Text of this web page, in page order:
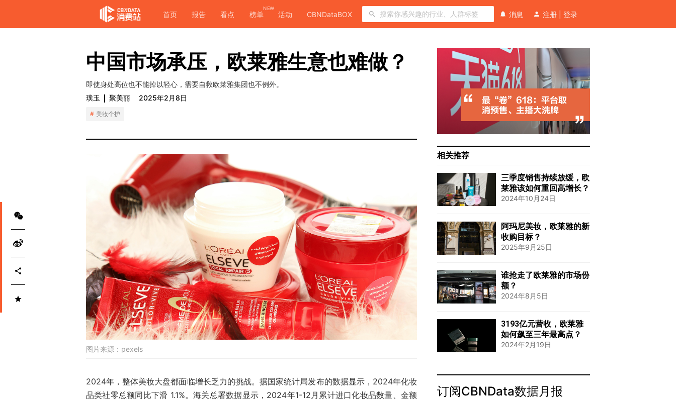
首页 报告 看点 榜单
NEW
活动 CBNDataBOX 消息 注册 登录
中国市场承压，欧莱雅生意也难做？
即使身处高位也不能掉以轻心，需要自救欧莱雅集团也不例外。
璞玉
聚美丽 2025年2月8日
美妆个护
图片来源： pexels
2024年，整体美妆大盘都面临增长乏力的挑战。据国家统计局发布的数据显示，2024年化妆
品类社零总额同比下滑 1.1%。海关总署数据显示，2024年1-12月累计进口化妆品数量、金额
相关推荐
三季度销售持续放缓，欧
莱雅该如何重回高增长？
2024年10月24日
阿玛尼美妆，欧莱雅的新
收购目标？
2025年9月25日
谁抢走了欧莱雅的市场份
额？
2024年8月5日
3193亿元营收，欧莱雅
如何飙至三年最高点？
2024年2月19日
订阅CBNData数据月报